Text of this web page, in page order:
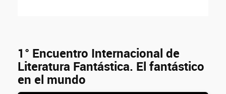
1° Encuentro Internacional de
Literatura Fantástica. El fantástico
en el mundo